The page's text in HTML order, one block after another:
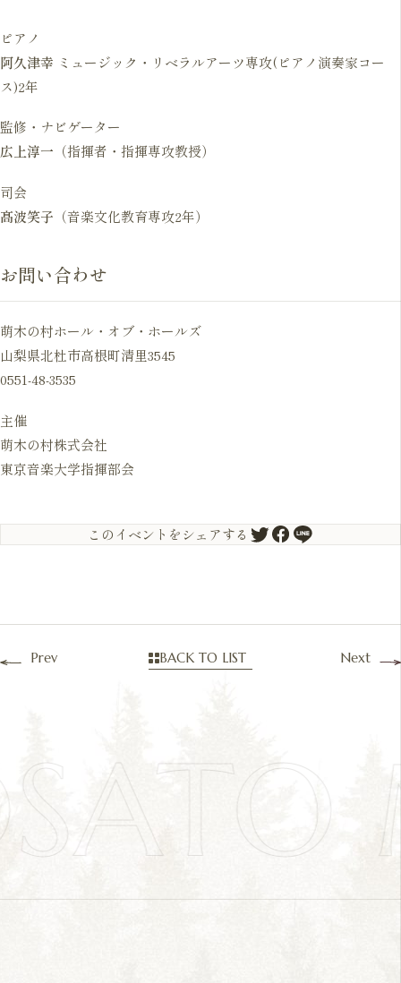
ピアノ
阿久津幸 ミュージック・リベラルアーツ専攻(ピアノ演奏家コー
ス)2年
監修・ナビゲーター
広上淳一 （指揮者・指揮専攻教授）
司会
髙波笑子 （音楽文化教育専攻2年）
お問い合わせ
萌木の村ホール・オブ・ホールズ
山梨県北杜市高根町清里3545
0551-48-3535
主催
萌木の村株式会社
東京音楽大学指揮部会
このイベントをシェアする
Prev Next
BACK TO LIST